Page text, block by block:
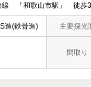
線 「和歌山市駅」 徒歩
造(鉄骨造) 主要採光
間取り